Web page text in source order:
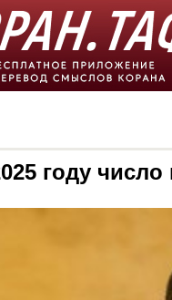
году